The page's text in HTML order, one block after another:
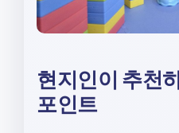
현지인이 추천
포인트